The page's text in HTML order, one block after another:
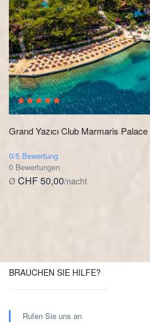
Grand Yazıcı Club Marmaris Palace
0/5 Bewertung
0 Bewertungen
Ø CHF 50,00/nacht
BRAUCHEN SIE HILFE?
Rufen Sie uns an